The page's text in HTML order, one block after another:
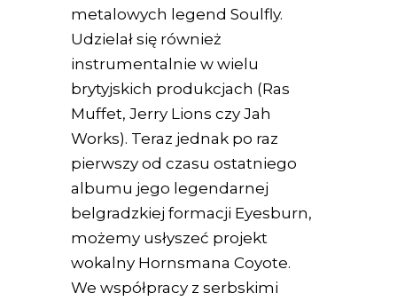
metalowych legend Soulfly.
Udzielał się również
instrumentalnie w wielu
brytyjskich produkcjach (Ras
Muffet, Jerry Lions czy Jah
Works). Teraz jednak po raz
pierwszy od czasu ostatniego
albumu jego legendarnej
belgradzkiej formacji Eyesburn,
możemy usłyszeć projekt
wokalny Hornsmana Coyote.
We współpracy z serbskimi